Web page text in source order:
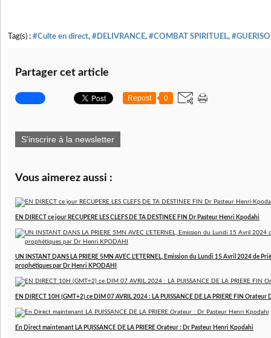
Tag(s) : #Culte en direct, #DELIVRANCE, #COMBAT SPIRITUEL,
Partager cet article
Repost 0
S'inscrire à la newsletter
Vous aimerez aussi :
EN DIRECT ce jour RECUPERE LES CLEFS DE TA DESTINEE FIN Dr Pasteur Henri Kpodahi
UN INSTANT DANS LA PRIERE 5MN AVEC L'ETERNEL, Emission du Lundi 15 Avril 2024 de
prophétiques par Dr Henri KPODAHI
EN DIRECT 10H (GMT+2) ce DIM 07 AVRIL 2024 : LA PUISSANCE DE LA PRIERE FIN
En Direct maintenant LA PUISSANCE DE LA PRIERE Orateur : Dr Pasteur Henri Kpodahi